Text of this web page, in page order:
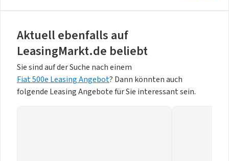
Aktuell ebenfalls auf
LeasingMarkt.de beliebt
Sie sind auf der Suche nach einem
Fiat 500e Leasing Angebot? Dann könnten auch
folgende Leasing Angebote für Sie interessant sein.